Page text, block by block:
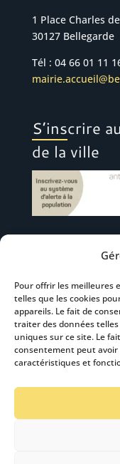
Pour offrir les meilleures
telles que les cookies
appareils. Le fait de
traiter des données
uniques sur ce site. Le
consentement peut
caractéristiques et
1 Place Charles
30127 Bellegarde
Tél : 04 66 01 11
S’inscrire
de la ville
Suivez-
S’abonner